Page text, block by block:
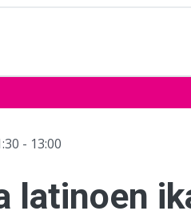
- 13:00
latinoen